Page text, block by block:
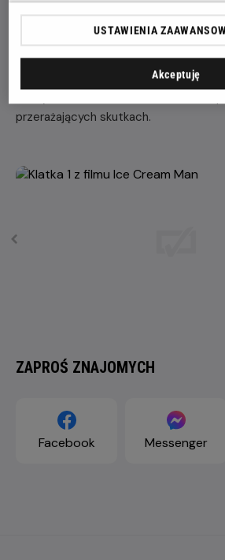
Dimension należące do Studiocanal.
Akcja filmu toczy się w idyllicznym,
które pogrąża się w chaosie, gdy
przerażających skutkach.
ZAPROŚ ZNAJOMYCH
Facebook Messenger
USTAWIENIA
Akceptuję